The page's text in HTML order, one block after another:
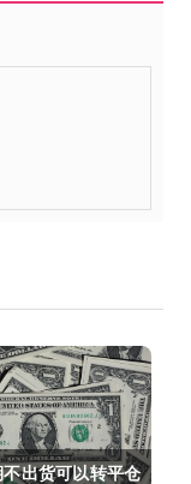
出货可以转平仓